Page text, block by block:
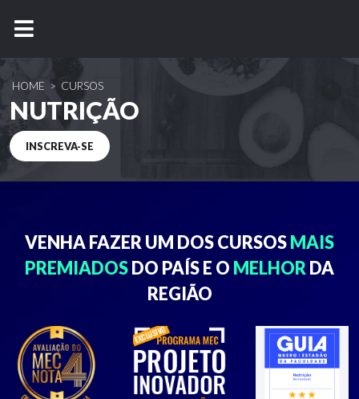
HOME > CURSOS
NUTRIÇÃO
INSCREVA-SE
VENHA FAZER UM DOSCURSOSMAIS
PREMIADOSDO PAÍS E O MELHOR DA
REGIÃO